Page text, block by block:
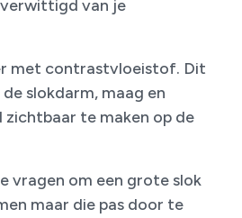
van je
met contrastvloeistof. Dit
slokdarm, maag en
zichtbaar te maken op de
vragen om een grote slok
maar die pas door te